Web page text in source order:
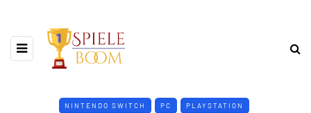
NINTENDO SWITCH PC PLAYSTATION